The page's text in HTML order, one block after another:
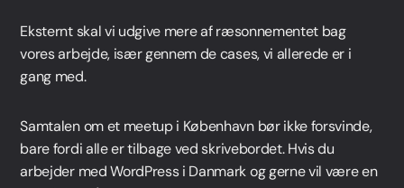
Eksternt skal vi udgive mere af ræsonnementet bag
vores arbejde, især gennem de cases, vi allerede er i
gang med.
Samtalen om et meetup i København bør ikke forsvinde,
bare fordi alle er tilbage ved skrivebordet. Hvis du
arbejder med WordPress i Danmark og gerne vil være en